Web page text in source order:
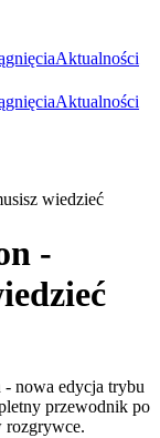
Aktualności
Aktualności
wiedzieć
-
- nowa edycja trybu
przewodnik po
rozgrywce.